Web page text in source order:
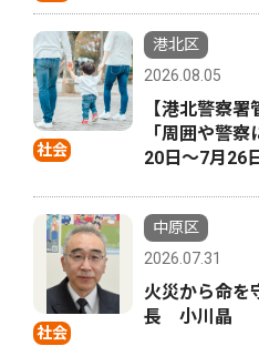
社会
港北区
2026.08.05
【港北警察
「周囲や警
20日〜7月26
社会
中原区
2026.07.31
火災から命
長 小川晶